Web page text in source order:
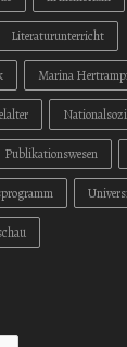
Literaturunterricht
Marina
Publikationswesen